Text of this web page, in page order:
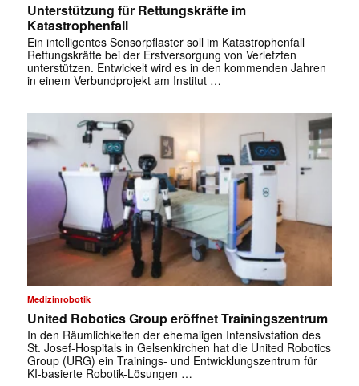
Unterstützung für Rettungskräfte im
Katastrophenfall
Ein intelligentes Sensorpflaster soll im Katastrophenfall
Rettungskräfte bei der Erstversorgung von Verletzten
unterstützen. Entwickelt wird es in den kommenden Jahren
in einem Verbundprojekt am Institut …
Medizinrobotik
United Robotics Group eröffnet Trainingszentrum
In den Räumlichkeiten der ehemaligen Intensivstation des
St. Josef-Hospitals in Gelsenkirchen hat die United Robotics
Group (URG) ein Trainings- und Entwicklungszentrum für
KI-basierte Robotik-Lösungen …